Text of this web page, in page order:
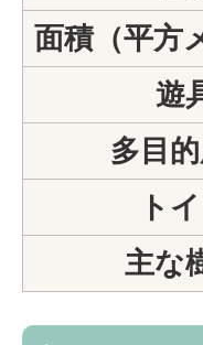
面積（平方
遊
多目
ト
主な